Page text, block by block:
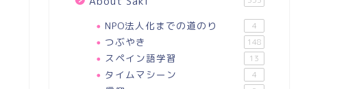
NPO法人化までの道のり 4
つぶやき 148
スペイン語学習 13
タイムマシーン 4